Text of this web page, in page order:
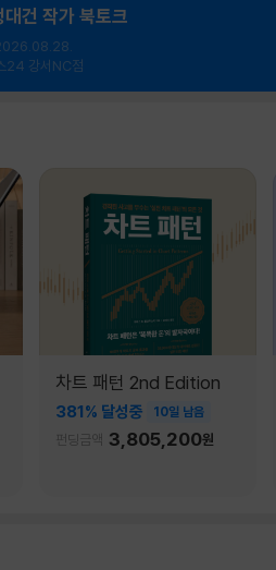
대건 작가 북토크
24 강서NC점
차트 패턴 2nd Edition
381% 달성중 10일 남음
펀딩금액 3,805,200원